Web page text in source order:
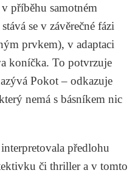
příběhu samotném
se v závěrečné fázi
prvkem), v adaptaci
koníčka. To potvrzuje
Pokot– odkazuje
nemá s básníkem nic
předlohu
či thriller a v tomto